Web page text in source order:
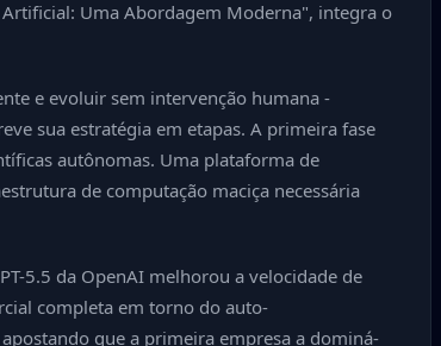
Uma Abordagem Moderna", integra o
e evoluir sem intervenção humana -
sua estratégia em etapas. A primeira fase
autônomas. Uma plataforma de
de computação maciça necessária
5.5 da OpenAI melhorou a velocidade de
completa em torno do auto-
que a primeira empresa a dominá-